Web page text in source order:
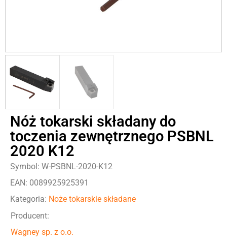
Nóż tokarski składany do
toczenia zewnętrznego PSBNL
2020 K12
Symbol: W-PSBNL-2020-K12
EAN: 0089925925391
Kategoria: Noże tokarskie składane
Producent:
Wagney sp. z o.o.